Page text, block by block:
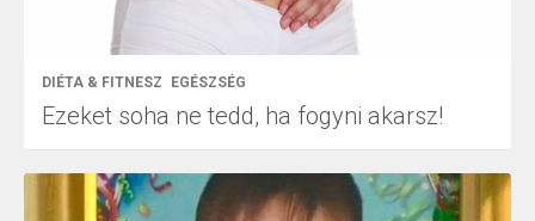
DIÉTA & FITNESZ EGÉSZSÉG
Ezeket soha ne tedd, ha fogyni akarsz!